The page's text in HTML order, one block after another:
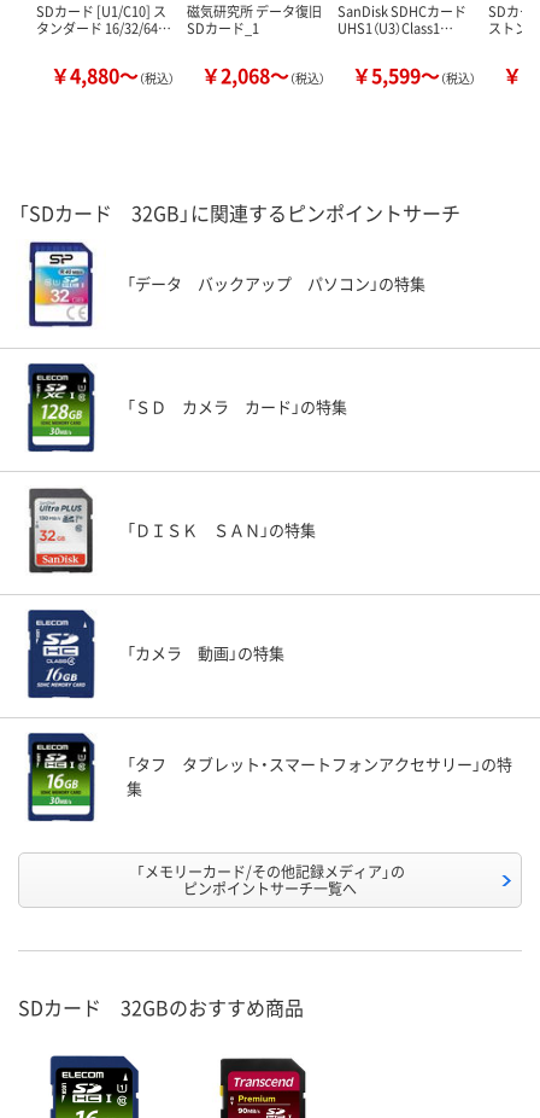
SDカード [U1/C10] ス
タンダード 16/32/64…
￥4,880～（税込）
磁気研究所 データ復旧
SDカード_1
￥2,068～（税込）
SanDisk SDHCカード
UHS1（U3）Class1…
￥5,599～（税込）
SDカー
ストン
￥
「SDカード 32GB」に関連するピンポイントサーチ
「データ バックアップ パソコン」の特集
「ＳＤ カメラ カード」の特集
「ＤＩＳＫ ＳＡＮ」の特集
「カメラ 動画」の特集
「タフ タブレット・スマートフォンアクセサリー」の特
集
「メモリーカード/その他記録メディア」の
ピンポイントサーチ一覧へ
SDカード 32GBのおすすめ商品